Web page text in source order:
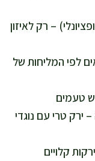
– רק לאיזון
לפי המליחות של
טעמים
– ירק טרי עם נוגדי
פרוס או 300 גרם ירקות קלויים